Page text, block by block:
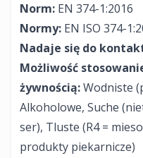
Norm: EN 374-1:2016
Normy: EN ISO 374-
Nadaje się do
Możliwość
żywnością:Wodniste
Alkoholowe, Suche
ser), Tluste (R4 =
produkty piekarnicze)